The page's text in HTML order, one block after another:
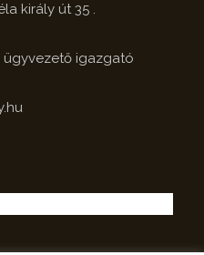
király út 35 .
ügyvezető igazgató